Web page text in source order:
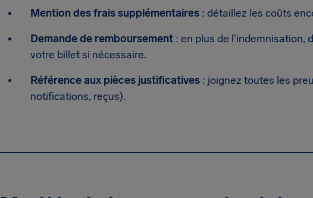
Mention des frais supplémentaires : détaillez les coûts
Demande de remboursement : en plus de l'indemnisation,
votre billet si nécessaire.
Référence aux pièces justificatives : joignez toutes les
notifications, reçus).